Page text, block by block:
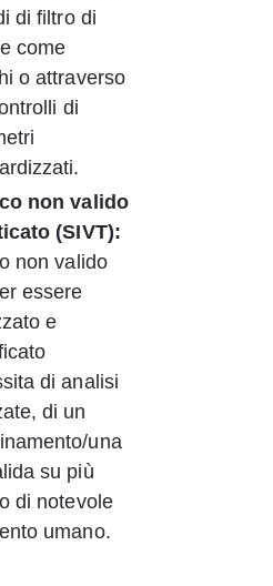
di filtro di
come
o attraverso
di
non valido
(SIVT):
non valido
essere
e
di analisi
di un
una
su più
di notevole
umano.